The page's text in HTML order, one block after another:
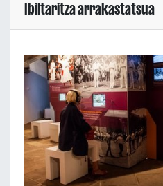
Ibiltaritza arrakastatsua